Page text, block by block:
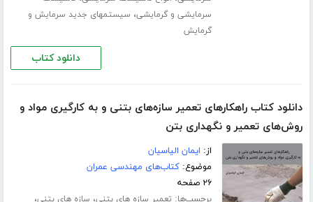
سرمایشی و گرمایشی، سیستمهای جدید سرمایش و
گرمایش
دانلود کتاب
دانلود کتاب راھکارھای تعمیر سازه‌ھای بتنی و به کارگیری مواد و
روش‌ھای تعمیر و نگھداری بتن
از: ایمان الیاسیان
موضوع:کتاب‌های مهندسی عمران
۲۶ صفحه
برچسب‌ها: تعمیر سازه های بتنی، سازه های بتنی،